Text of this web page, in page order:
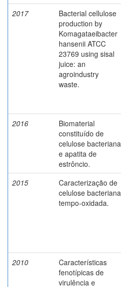
2017
Bacterial cellulose
production by
Komagataeibacter
hansenii ATCC
23769 using sisal
juice: an
agroindustry
waste.
2016
Biomaterial
constituído de
celulose bacteriana
e apatita de
estrôncio.
2015
Caracterização de
celulose bacteriana
tempo-oxidada.
2010
Características
fenotípicas de
virulência e